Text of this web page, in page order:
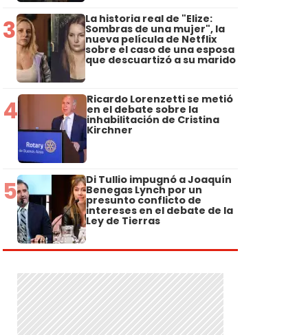
3 La historia real de "Elize:
Sombras de una mujer", la
nueva película de Netflix
sobre el caso de una esposa
que descuartizó a su marido
4 Ricardo Lorenzetti se metió
en el debate sobre la
inhabilitación de Cristina
Kirchner
5 Di Tullio impugnó a Joaquín
Benegas Lynch por un
presunto conflicto de
intereses en el debate de la
Ley de Tierras